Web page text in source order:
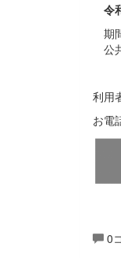
令
期
公
利用
お電
0